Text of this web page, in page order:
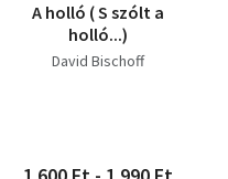
A holló ( S szólt a
holló...)
David Bischoff